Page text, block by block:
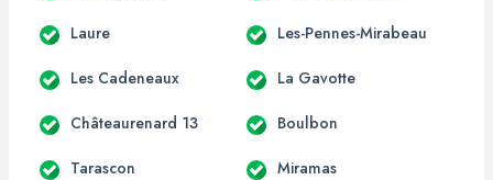
Laure Les-Pennes-Mirabeau
Les Cadeneaux La Gavotte
Châteaurenard 13 Boulbon
Tarascon Miramas